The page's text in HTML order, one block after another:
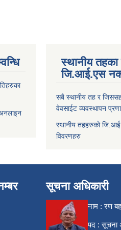
स्थानीय
जि.आई.एस
सबै स्थानीय तह र
वेवसाईट व्यवस्थापन
स्थानीय तहहरुको
विवरणहरु
सूचना अधिकारी
नाम : रण
पद : सूचना